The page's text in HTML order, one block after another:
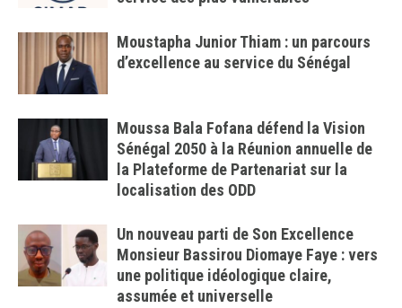
Moustapha Junior Thiam : un parcours
d’excellence au service du Sénégal
Moussa Bala Fofana défend la Vision
Sénégal 2050 à la Réunion annuelle de
la Plateforme de Partenariat sur la
localisation des ODD
Un nouveau parti de Son Excellence
Monsieur Bassirou Diomaye Faye : vers
une politique idéologique claire,
assumée et universelle